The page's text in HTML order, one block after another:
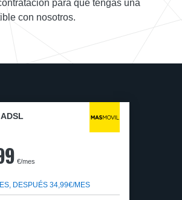
para que tengas una
con nosotros.
€/mes
DESPUÉS 34,99€/MES